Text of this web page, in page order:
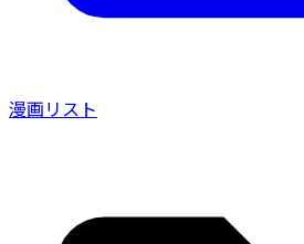
漫画リスト